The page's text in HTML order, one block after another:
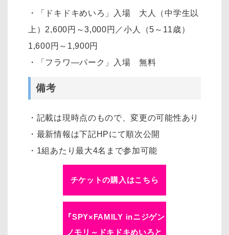
・「ドキドキめいろ」入場 大人（中学生以
上）2,600円～3,000円／小人（5～11歳）
1,600円～1,900円
・「フラワ―パーク」入場 無料
備考
・記載は現時点のもので、変更の可能性あり
・最新情報は下記HPにて順次公開
・1組あたり最大4名まで参加可能
チケットの購入はこちら
『SPY×FAMILY inニジゲン
ノモリ～ドキドキめいろと